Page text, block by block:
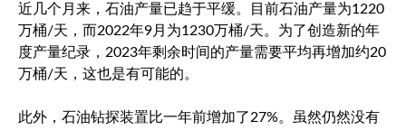
近几个月来，石油产量已趋于平缓。目前石油产量为1220
万桶/天，而2022年9月为1230万桶/天。为了创造新的年
度产量纪录，2023年剩余时间的产量需要平均再增加约20
万桶/天，这也是有可能的。
此外，石油钻探装置比一年前增加了27%。虽然仍然没有